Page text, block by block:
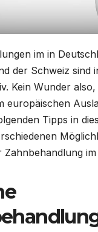
im in
der Schweiz sind
Kein Wunder also,
europäischen
Tipps in
Zahnbehandlung